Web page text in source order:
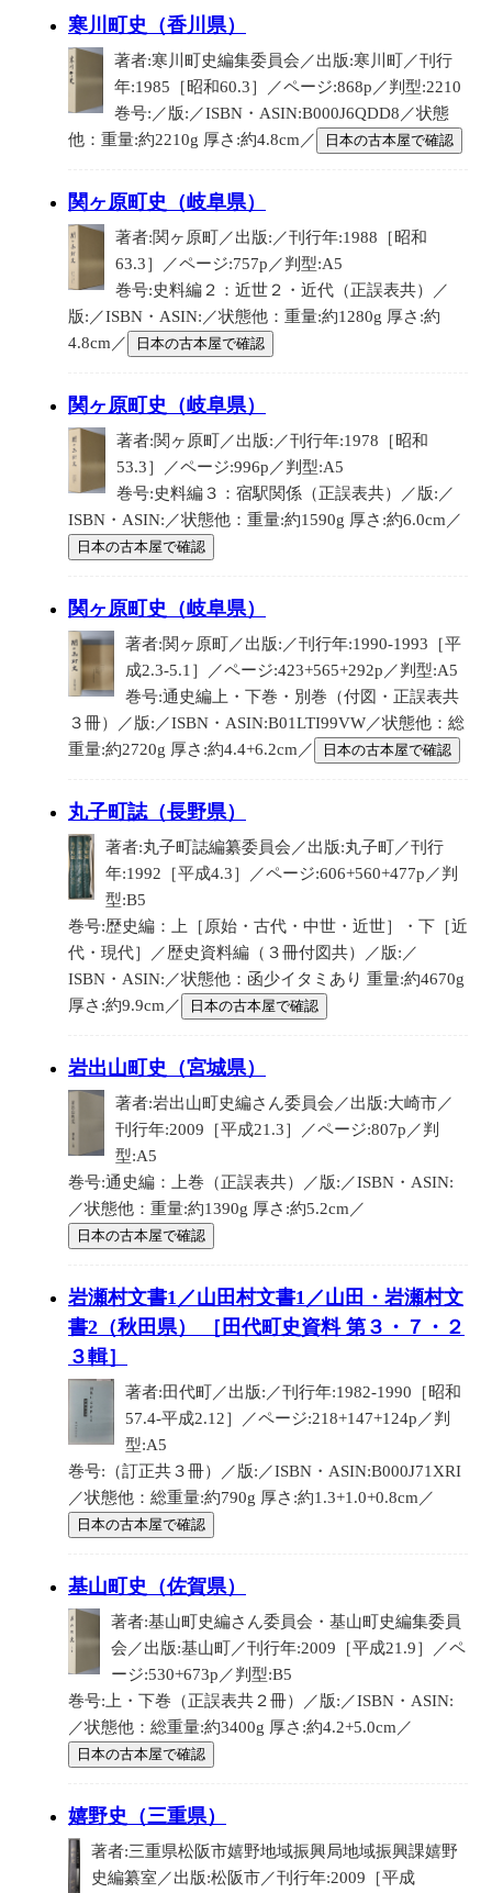
寒川町史（香川県）
著者:寒川町史編集委員会／出版:寒川町／刊行
年:1985［昭和60.3］／ページ:868p／判型:2210
巻号:／版:／ISBN・ASIN:B000J6QDD8／状態
他：重量:約2210g 厚さ:約4.8cm／
日本の古本屋で確認
関ヶ原町史（岐阜県）
著者:関ヶ原町／出版:／刊行年:1988［昭和
63.3］／ページ:757p／判型:A5
巻号:史料編２：近世２・近代（正誤表共）／
版:／ISBN・ASIN:／状態他：重量:約1280g 厚さ:約
4.8cm／
日本の古本屋で確認
関ヶ原町史（岐阜県）
著者:関ヶ原町／出版:／刊行年:1978［昭和
53.3］／ページ:996p／判型:A5
巻号:史料編３：宿駅関係（正誤表共）／版:／
ISBN・ASIN:／状態他：重量:約1590g 厚さ:約6.0cm／
日本の古本屋で確認
関ヶ原町史（岐阜県）
著者:関ヶ原町／出版:／刊行年:1990-1993［平
成2.3-5.1］／ページ:423+565+292p／判型:A5
巻号:通史編上・下巻・別巻（付図・正誤表共
３冊）／版:／ISBN・ASIN:B01LTI99VW／状態他：総
重量:約2720g 厚さ:約4.4+6.2cm／
日本の古本屋で確認
丸子町誌（長野県）
著者:丸子町誌編纂委員会／出版:丸子町／刊行
年:1992［平成4.3］／ページ:606+560+477p／判
型:B5
巻号:歴史編：上［原始・古代・中世・近世］・下［近
代・現代］／歴史資料編（３冊付図共）／版:／
ISBN・ASIN:／状態他：函少イタミあり 重量:約4670g
厚さ:約9.9cm／
日本の古本屋で確認
岩出山町史（宮城県）
著者:岩出山町史編さん委員会／出版:大崎市／
刊行年:2009［平成21.3］／ページ:807p／判
型:A5
巻号:通史編：上巻（正誤表共）／版:／ISBN・ASIN:
／状態他：重量:約1390g 厚さ:約5.2cm／
日本の古本屋で確認
岩瀬村文書1／山田村文書1／山田・岩瀬村文
書2（秋田県） ［田代町史資料 第３・７・２
３輯］
著者:田代町／出版:／刊行年:1982-1990［昭和
57.4-平成2.12］／ページ:218+147+124p／判
型:A5
巻号:（訂正共３冊）／版:／ISBN・ASIN:B000J71XRI
／状態他：総重量:約790g 厚さ:約1.3+1.0+0.8cm／
日本の古本屋で確認
基山町史（佐賀県）
著者:基山町史編さん委員会・基山町史編集委員
会／出版:基山町／刊行年:2009［平成21.9］／ペ
ージ:530+673p／判型:B5
巻号:上・下巻（正誤表共２冊）／版:／ISBN・ASIN:
／状態他：総重量:約3400g 厚さ:約4.2+5.0cm／
日本の古本屋で確認
嬉野史（三重県）
著者:三重県松阪市嬉野地域振興局地域振興課嬉野
史編纂室／出版:松阪市／刊行年:2009［平成